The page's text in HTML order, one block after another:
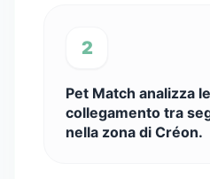
2
Pet Match analizza
collegamento tra
nella zona di Créon.